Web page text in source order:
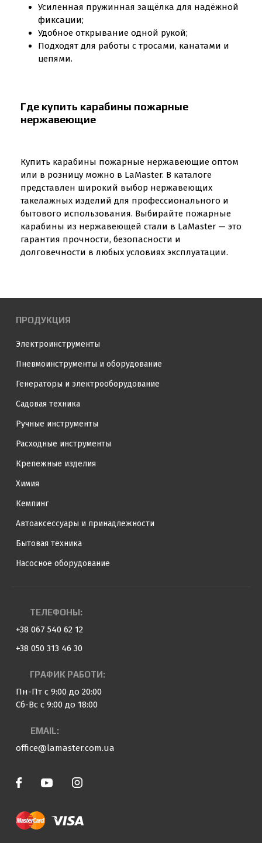
Усиленная пружинная защёлка для надёжной
фиксации;
Удобное открывание одной рукой;
Подходят для работы с тросами, канатами и
цепями.
Где купить карабины пожарные
нержавеющие
Купить карабины пожарные нержавеющие оптом
или в розницу можно в LaMaster. В каталоге
представлен широкий выбор нержавеющих
такелажных изделий для профессионального и
бытового использования. Выбирайте пожарные
карабины из нержавеющей стали в LaMaster — это
гарантия прочности, безопасности и
долговечности в любых условиях эксплуатации.
ПРОДУКЦИЯ
Электроинструменты
Пневмоинструменты и оборудование
Генераторы и электрооборудование
Садовая техника
Ручные инструменты
Расходные инструменты
Крепежные изделия
Химия
Кемпинг
Автоаксессуары и принадлежности
Бытовая техника
Насосное оборудование
ТЕЛЕФОНЫ:
+38 067 540 62 12
+38 050 313 46 30
ГРАФИК РАБОТИ:
Пн-Пт с 9:00 до 20:00
Сб-Вс с 9:00 до 18:00
EMAIL:
office@lamaster.com.ua